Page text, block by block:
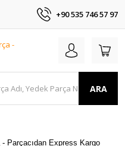
+90 535 746 57 97
ARA